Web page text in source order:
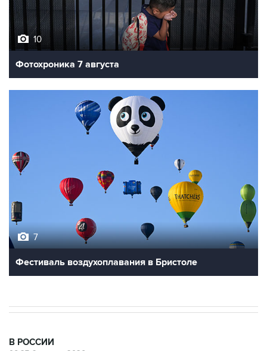
10
Фотохроника 7 августа
Фестиваль воздухоплавания в Бристоле